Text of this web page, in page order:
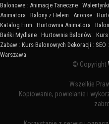
Balonowe : Animacje Taneczne : Walentynki
Animatora : Balony z Helem : Anonse :
Katalog Firm : Hurtownia Animatora :
Bańki Mydlane : Hurtownia Balonów :
Zabaw : Kurs Balonowych Dekoracji : SEO :
Warszawa
© Copyright
Wszelkie
Kopiowanie, powielanie i